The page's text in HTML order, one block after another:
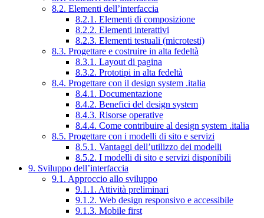
8.2. Elementi dell’interfaccia
8.2.1. Elementi di composizione
8.2.2. Elementi interattivi
8.2.3. Elementi testuali (microtesti)
8.3. Progettare e costruire in alta fedeltà
8.3.1. Layout di pagina
8.3.2. Prototipi in alta fedeltà
8.4. Progettare con il design system .italia
8.4.1. Documentazione
8.4.2. Benefici del design system
8.4.3. Risorse operative
8.4.4. Come contribuire al design system .italia
8.5. Progettare con i modelli di sito e servizi
8.5.1. Vantaggi dell’utilizzo dei modelli
8.5.2. I modelli di sito e servizi disponibili
9. Sviluppo dell’interfaccia
9.1. Approccio allo sviluppo
9.1.1. Attività preliminari
9.1.2. Web design responsivo e accessibile
9.1.3. Mobile first